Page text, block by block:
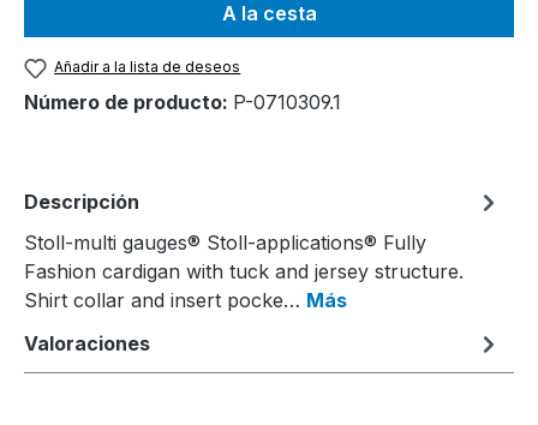
A la cesta
Añadir a la lista de deseos
Número de producto: P-0710309.1
Descripción
Stoll-multi gauges® Stoll-applications® Fully
Fashion cardigan with tuck and jersey structure.
Shirt collar and insert pocke… Más
Valoraciones